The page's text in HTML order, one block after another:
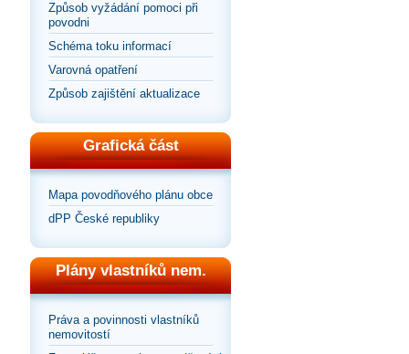
Způsob vyžádání pomoci při
povodni
Schéma toku informací
Varovná opatření
Způsob zajištění aktualizace
Grafická část
Mapa povodňového plánu obce
dPP České republiky
Plány vlastníků nem.
Práva a povinnosti vlastníků
nemovitostí